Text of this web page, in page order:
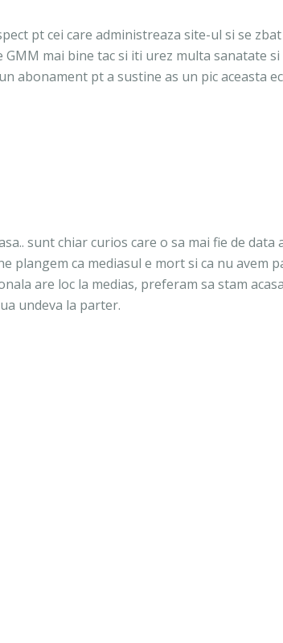
pt cei care administreaza site-ul si se
mai bine tac si iti urez multa sanatate si
abonament pt a sustine as un pic aceasta
sunt chiar curios care o sa mai fie de data
plangem ca mediasul e mort si ca nu avem
are loc la medias, preferam sa stam
undeva la parter.